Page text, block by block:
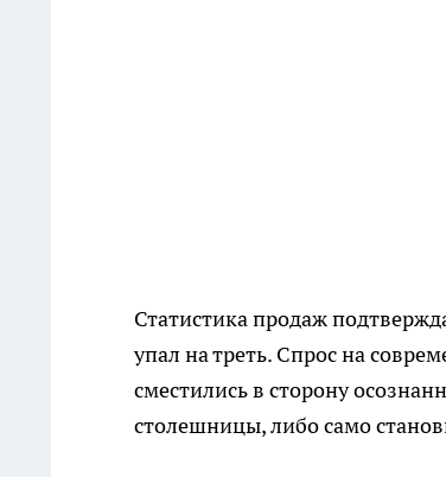
Статистика продаж
упал на треть. Спрос на
сместились в сторону
столешницы, либо само